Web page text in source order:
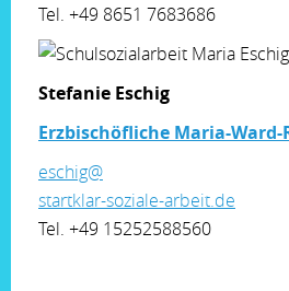
Tel. +49 8651 7683686
Stefanie Eschig
Erzbischöfliche Maria-Ward-
eschig@
startklar-soziale-arbeit.de
Tel. +49 15252588560